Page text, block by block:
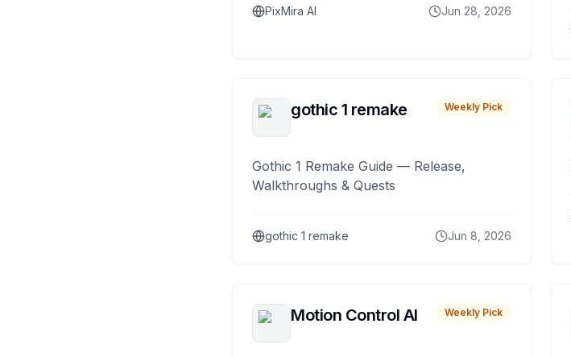
PixMira AI Jun 28, 2026
gothic 1 remake Weekly Pick
Gothic 1 Remake Guide — Release,
Walkthroughs & Quests
gothic 1 remake Jun 8, 2026
Motion Control AI Weekly Pick